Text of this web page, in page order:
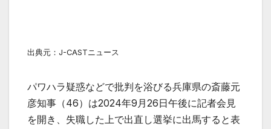
出典元：J-CASTニュース
パワハラ疑惑などで批判を浴びる兵庫県の斎藤元
彦知事（46）は2024年9月26日午後に記者会見
を開き、失職した上で出直し選挙に出馬すると表